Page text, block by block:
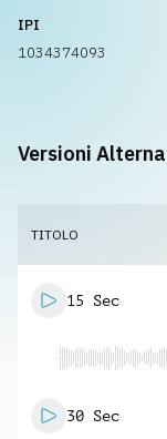
IPI
1034374093
Versioni
TITOLO
15 Sec
30 Sec